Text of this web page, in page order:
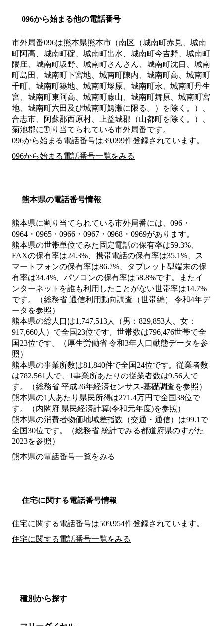
096から始まる他の電話番号
市外局番096は熊本県熊本市（南区（城南町赤見、城南
町阿高、城南町碇、城南町出水、城南町今吉野、城南町
隈庄、城南町坂野、城南町さんさん、城南町沈目、城南
町島田、城南町下宮地、城南町陳内、城南町高、城南町
千町、城南町築地、城南町塚原、城南町永、城南町丹生
宮、城南町東阿高、城南町藤山、城南町舞原、城南町宮
地、城南町六田及び城南町鰐瀬に限る。）を除く。）、
合志市、阿蘇郡西原村、上益城郡（山都町を除く。）、
菊池郡に割り当てられている市外局番です。
096から始まる電話番号は39,099件登録されています。
096から始まる電話番号一覧をみる
熊本県の電話番号情報
熊本県に割り当てられている市外局番には、096・
0964・0965・0966・0967・0968・0969があります。
熊本県の世帯単位でみた固定電話の保有率は59.3%、
FAXの保有率は24.3%、携帯電話の保有率は35.1%、ス
マートフォンの保有率は86.7%、タブレット型端末の保
有率は34.4%、パソコンの保有率は58.8%です。またイ
ンターネットを誰も利用したことがない世帯率は14.7%
です。（総務省 通信利用動向調査（世帯編） 令和4年デ
ータを参照）
熊本県の総人口は1,747,513人（男：829,853人、女：
917,660人）で全国23位です。世帯数は796,476世帯で全
国23位です。（厚生労働省 令和3年人口動態データを参
照）
熊本県の事業所数は81,840件で全国24位です。従業者数
は782,561人で、1事業所あたりの従業者数は9.56人で
す。（総務省 平成26年経済センサス‐基礎調査を参照）
熊本県の1人あたり県民所得は271.4万円で全国38位で
す。（内閣府 県民経済計算(令和元年度)を参照）
熊本県の消費者物価地域差指数（交通・通信）は99.1で
全国30位です。（総務省 統計でみる都道府県のすがた
2023を参照）
熊本県の電話番号一覧をみる
住宅に関する電話番号情報
住宅に関する電話番号は509,954件登録されています。
住宅に関する電話番号一覧をみる
種別から探す